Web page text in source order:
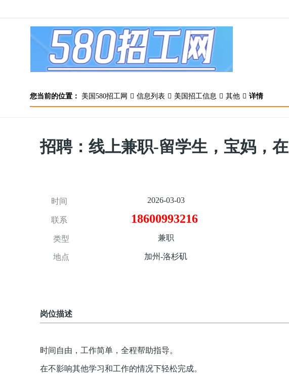
您当前的位置： 美国580招工网 信息列表 美国招工信息 其他 详情
招聘：线上兼职-留学生，宝妈，在
时间 2026-03-03
联系 18600993216
类型 兼职
地点 加州-洛杉矶
岗位描述
时间自由，工作简单，全程帮助指导。
在不影响其他学习和工作的情况下轻松完成。